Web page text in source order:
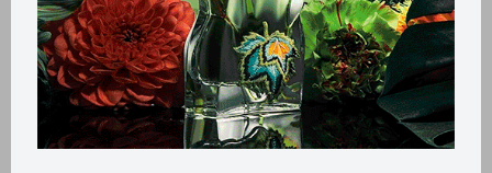
LlegaMAÑANA
LlegaMAÑANA
Guess Body Mist 250ml - Love
LlegaMAÑANA
Llega MAÑANA
Guess Red Seductive Homme